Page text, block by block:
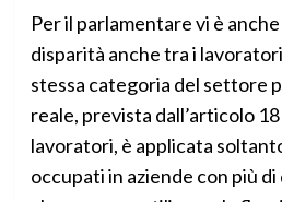
Per il parlamentare vi è
disparità anche tra i
stessa categoria del settore
reale, prevista dall’articolo
lavoratori, è applicata
occupati in aziende con più